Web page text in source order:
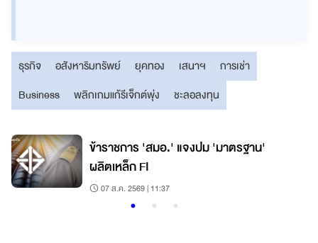
ธุรกิจ อสังหาริมทรัพย์ ยุคทอง เสนาฯ
การเช่า
Business
พลิกเกมแก้รีเจ็กต์พุ่ง ชะลอลงทุน
ข้าราชการ 'สมอ.' แจงปม 'มาตรฐาน'
ผลิตเหล็ก FI
07 ส.ค. 2569 | 11:37